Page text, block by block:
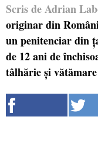
Scris de Adrian
originar din
un penitenciar din
de 12 ani de
tâlhărie și